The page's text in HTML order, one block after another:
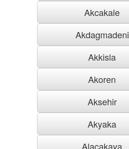
Akcakale
Akdagmadeni
Akkisla
Akoren
Aksehir
Akyaka
Alacakaya